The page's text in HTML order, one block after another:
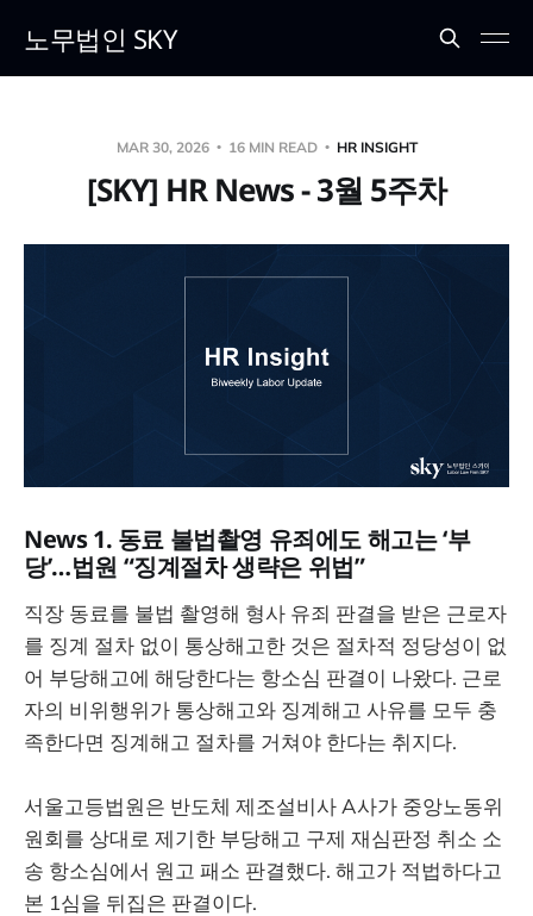
노무법인 SKY
MAR 30, 2026 16 MIN READ HR INSIGHT
[SKY] HR News - 3월 5주차
News 1. 동료 불법촬영 유죄에도 해고는 ‘부
당’…법원 “징계절차 생략은 위법”
직장 동료를 불법 촬영해 형사 유죄 판결을 받은 근로자
를 징계 절차 없이 통상해고한 것은 절차적 정당성이 없
어 부당해고에 해당한다는 항소심 판결이 나왔다. 근로
자의 비위행위가 통상해고와 징계해고 사유를 모두 충
족한다면 징계해고 절차를 거쳐야 한다는 취지다.
서울고등법원은 반도체 제조설비사 A사가 중앙노동위
원회를 상대로 제기한 부당해고 구제 재심판정 취소 소
송 항소심에서 원고 패소 판결했다. 해고가 적법하다고
본 1심을 뒤집은 판결이다.